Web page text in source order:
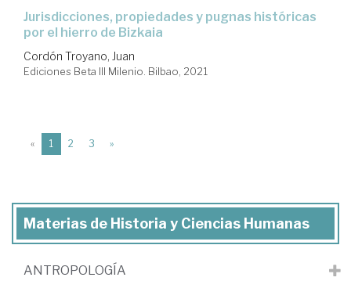
jurisdicciones, propiedades y pugnas históricas
por el hierro de Bizkaia
Cordón Troyano, Juan
Ediciones Beta III Milenio. Bilbao, 2021
« 1 (current)
2 3 »
Materias de Historia y Ciencias Humanas
ANTROPOLOGÍA